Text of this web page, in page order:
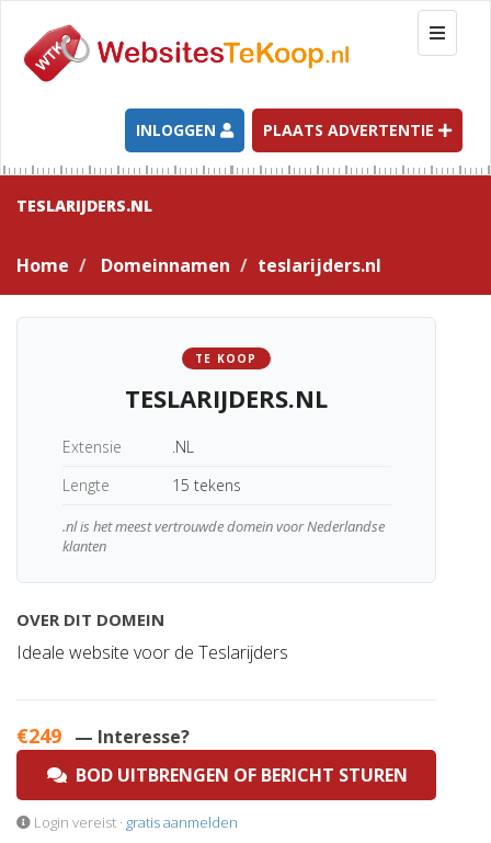
T
o
g
l
e
n
a
t
INLOGGEN PLAATS ADVERTENTIE
TESLARIJDERS.NL
Home Domeinnamen teslarijders.nl
TE KOOP
TESLARIJDERS.NL
Extensie
.NL
Lengte
15 tekens
.nl is het meest vertrouwde domein voor Nederlandse
klanten
OVER DIT DOMEIN
Ideale website voor de Teslarijders
€249 — Interesse?
BOD UITBRENGEN OF BERICHT STUREN
Login vereist · gratis aanmelden